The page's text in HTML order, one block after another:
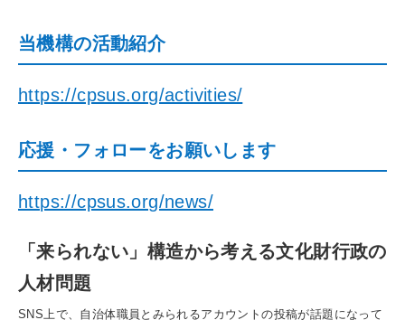
当機構の活動紹介
https://cpsus.org/activities/
応援・フォローをお願いします
https://cpsus.org/news/
「来られない」構造から考える文化財行政の
人材問題
SNS上で、自治体職員とみられるアカウントの投稿が話題になって